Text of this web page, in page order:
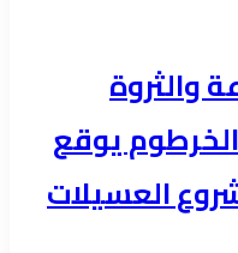
والثروة
الخرطوم يوقع
العسيلات